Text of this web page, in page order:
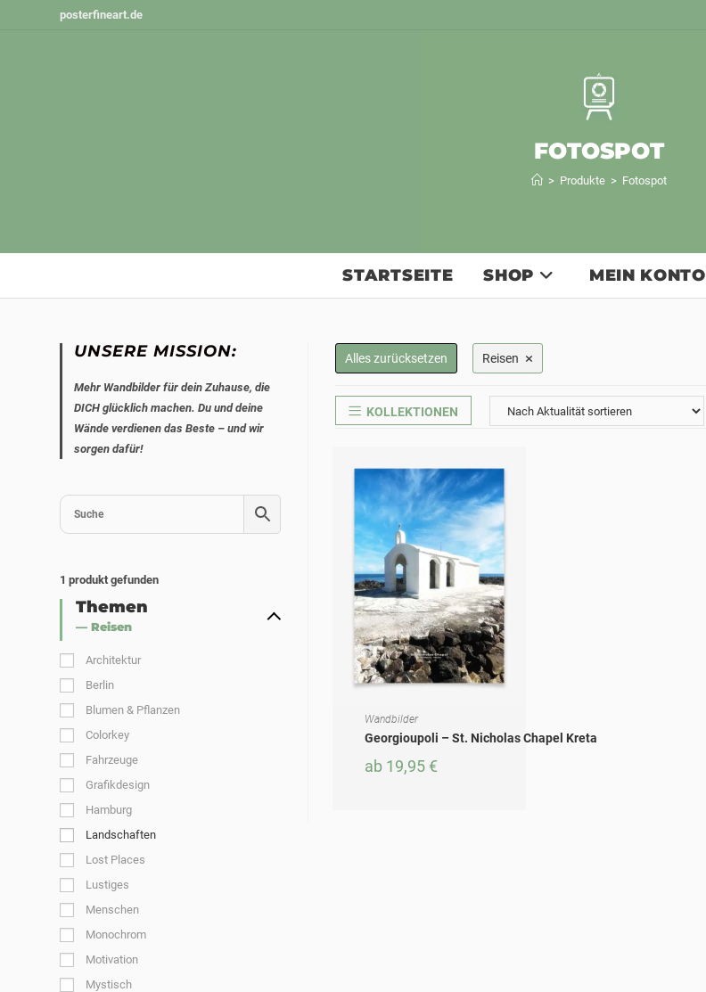
posterfineart.de
FOTOSPOT
> Produkte > Fotospot
STARTSEITE SHOP MEIN KONTO
Alles zurücksetzen Reisen ×
KOLLEKTIONEN
AUSFÜHRUNG WÄHLEN
Wandbilder
Georgioupoli – St. Nicholas Chapel Kreta
ab 19,95 €
UNSERE MISSION:
Mehr Wandbilder für dein Zuhause, die
DICH glücklich machen. Du und deine
Wände verdienen das Beste – und wir
sorgen dafür!
1 produkt gefunden
Themen
— Reisen
Architektur
Berlin
Blumen & Pflanzen
Colorkey
Fahrzeuge
Grafikdesign
Hamburg
Landschaften
Lost Places
Lustiges
Menschen
Monochrom
Motivation
Mystisch